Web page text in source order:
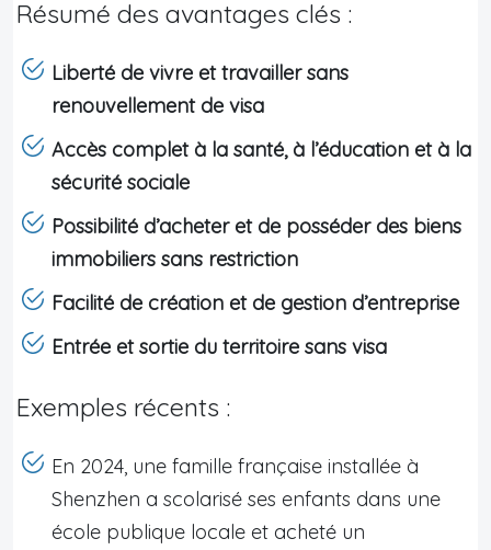
Résumé des avantages clés :
Liberté de vivre et travailler sans
renouvellement de visa
Accès complet à la santé, à l’éducation et à la
sécurité sociale
Possibilité d’acheter et de posséder des biens
immobiliers sans restriction
Facilité de création et de gestion d’entreprise
Entrée et sortie du territoire sans visa
Exemples récents :
En 2024, une famille française installée à
Shenzhen a scolarisé ses enfants dans une
école publique locale et acheté un